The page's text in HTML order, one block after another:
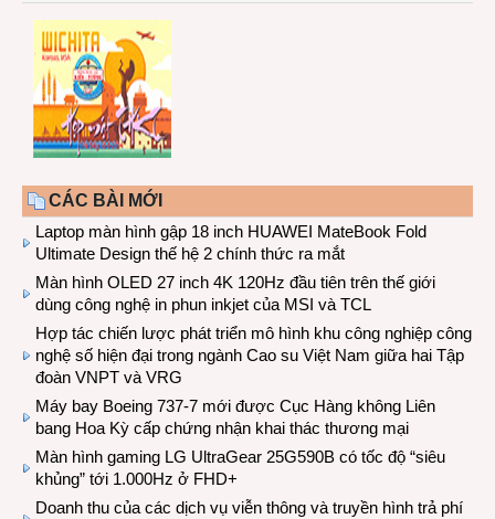
CÁC BÀI MỚI
Laptop màn hình gập 18 inch HUAWEI MateBook Fold
Ultimate Design thế hệ 2 chính thức ra mắt
Màn hình OLED 27 inch 4K 120Hz đầu tiên trên thế giới
dùng công nghệ in phun inkjet của MSI và TCL
Hợp tác chiến lược phát triển mô hình khu công nghiệp công
nghệ số hiện đại trong ngành Cao su Việt Nam giữa hai Tập
đoàn VNPT và VRG
Máy bay Boeing 737-7 mới được Cục Hàng không Liên
bang Hoa Kỳ cấp chứng nhận khai thác thương mại
Màn hình gaming LG UltraGear 25G590B có tốc độ “siêu
khủng” tới 1.000Hz ở FHD+
Doanh thu của các dịch vụ viễn thông và truyền hình trả phí